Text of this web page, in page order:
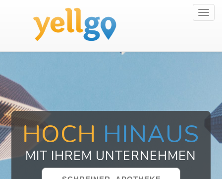
HOCH HINAUS
MIT IHREM UNTERNEHMEN